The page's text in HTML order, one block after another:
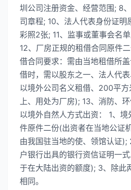
圳公司注册资金、经营范围; 8
司章程; 10、法人代表身份证明
彩照2张; 11、监事或董事会名
12、厂房正规的租借合同原件
借合同要求：需由当地租借所
借时，需以股东之一、法人代
以境外公司名义租借、200平
上、用处为厂房); 13、消防、环
以境外自然人方式出资： 1、
件原件二份(出资者在当地公证
由我国驻当地的使、领馆认证);
户银行出具的银行资信证明一
于在大陆出资的额度); 3、除此
相同。